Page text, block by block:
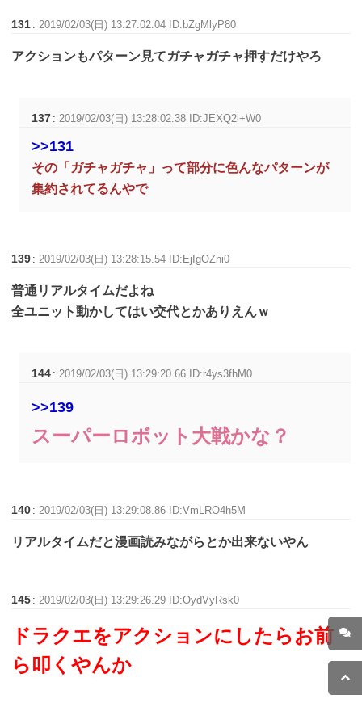
131 :2019/02/03(日) 13:27:02.04 ID:bZgMlyP80
アクションもパターン見てガチャガチャ押すだけやろ
137 :2019/02/03(日) 13:28:02.38 ID:JEXQ2i+W0
>>131
その「ガチャガチャ」って部分に色んなパターンが
集約されてるんやで
139 :2019/02/03(日) 13:28:15.54 ID:EjIgOZni0
普通リアルタイムだよね
全ユニット動かしてはい交代とかありえんｗ
144 :2019/02/03(日) 13:29:20.66 ID:r4ys3fhM0
>>139
スーパーロボット大戦かな？
140 :2019/02/03(日) 13:29:08.86 ID:VmLRO4h5M
リアルタイムだと漫画読みながらとか出来ないやん
145 :2019/02/03(日) 13:29:26.29 ID:OydVyRsk0
ドラクエをアクションにしたらお前
ら叩くやんか